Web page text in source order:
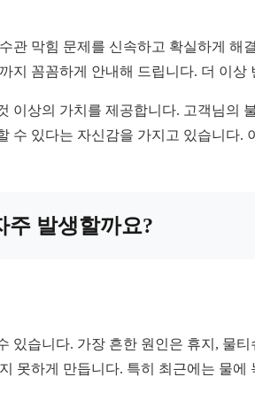
관 막힘 문제를 신속하고 확실하게 해
지 꼼꼼하게 안내해 드립니다. 더 이
이상의 가치를 제공합니다. 고객님의
수 있다는 자신감을 가지고 있습니다
주 발생할까요?
있습니다. 가장 흔한 원인은 휴지, 물
못하게 만듭니다. 특히 최근에는 물